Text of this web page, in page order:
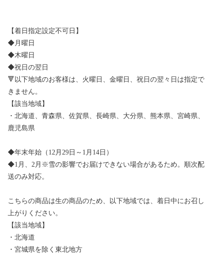
【着日指定設定不可日】
◆月曜日
◆木曜日
◆祝日の翌日
🔻以下地域のお客様は、火曜日、金曜日、祝日の翌々日は指定で
きません。
【該当地域】
・北海道、青森県、佐賀県、長崎県、大分県、熊本県、宮崎県、
鹿児島県
◆年末年始（12月29日～1月14日）
◆1月、2月※雪の影響でお届けできない場合があるため。順次配
送のみ対応。
こちらの商品は生の商品のため、以下地域では、着日中にお召し
上がりください。
【該当地域】
・北海道
・宮城県を除く東北地方